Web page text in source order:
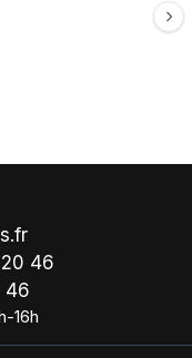
46
46
16h